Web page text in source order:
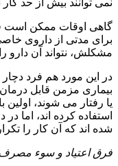
گاهی اوقات ممکن است
برای مدتی از داروی
مشکلش، نتواند آن دارو
در این مورد هم فرد دچار
بیماری مزمن قابل
یا رفتار می شوند، اولین
استفاده کرده اند، اما
شده اند که آن کار را
فرق اعتیاد و سوء